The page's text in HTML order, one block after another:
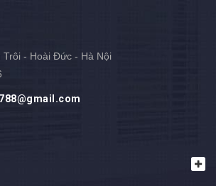
Trôi - Hoài Đức - Hà Nội